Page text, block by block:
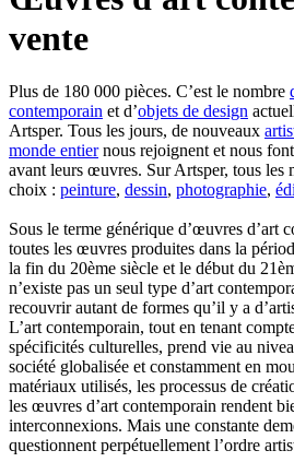
vente
Plus de 180 000 pièces. C’est le nombre
contemporain et d’objets de design
Artsper. Tous les jours, de nouveaux
monde entiernous rejoignent et nous
avant leurs œuvres. Sur Artsper, tous les
choix : peinture, dessin, photographie,
Sous le terme générique d’œuvres d’art
toutes les œuvres produites dans la
la fin du 20ème siècle et le début du
n’existe pas un seul type d’art
recouvrir autant de formes qu’il y a
L’art contemporain, tout en tenant
spécificités culturelles, prend vie au
société globalisée et constamment en
matériaux utilisés, les processus de
les œuvres d’art contemporain rendent
interconnexions. Mais une constante
questionnent perpétuellement l’ordre